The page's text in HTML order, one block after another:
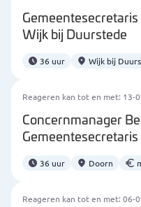
Wijk bij Duurstede
36 uur Wijk bij
Reageren kan tot en met: 13-
Concernmanager
36 uur Doorn
Reageren kan tot en met: 06-